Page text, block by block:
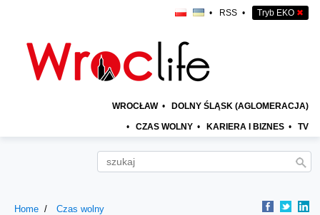
• RSS • Tryb EKO ✖
WROCŁAW • DOLNY ŚLĄSK (AGLOMERACJA)
• CZAS WOLNY • KARIERA I BIZNES • TV
Home Czas wolny